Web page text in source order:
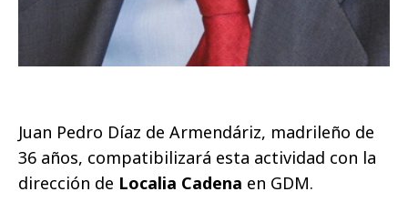
Juan Pedro Díaz de Armendáriz, madrileño de
36 años, compatibilizará esta actividad con la
dirección de Localia Cadena en GDM.